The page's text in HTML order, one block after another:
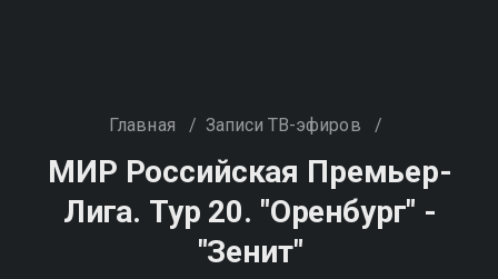
Главная / Записи ТВ-эфиров /
МИР Российская Премьер-
Лига. Тур 20. "Оренбург" -
"Зенит"